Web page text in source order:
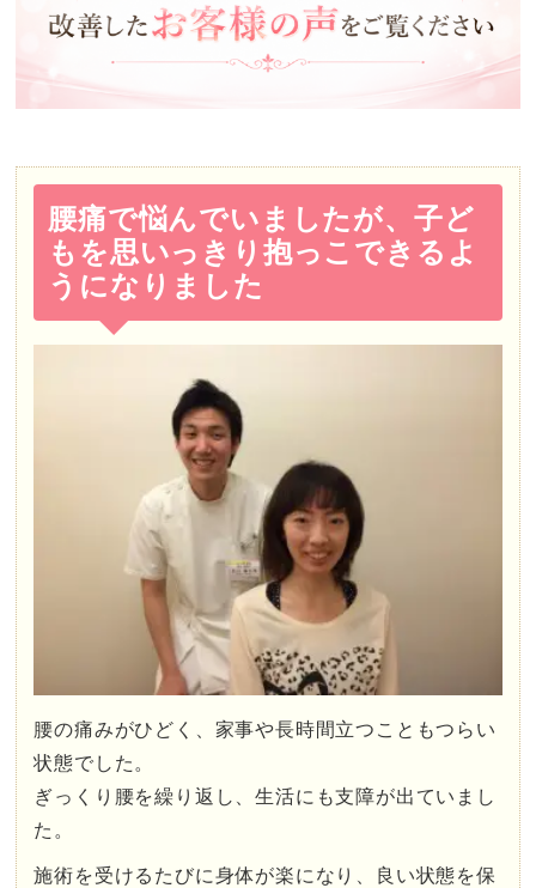
腰痛で悩んでいましたが、子ど
もを思いっきり抱っこできるよ
うになりました
腰の痛みがひどく、家事や長時間立つこともつらい
状態でした。
ぎっくり腰を繰り返し、生活にも支障が出ていまし
た。
施術を受けるたびに身体が楽になり、良い状態を保